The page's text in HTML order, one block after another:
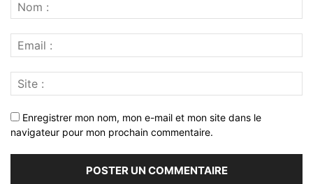
Enregistrer mon nom, mon e-mail et mon site dans le
navigateur pour mon prochain commentaire.